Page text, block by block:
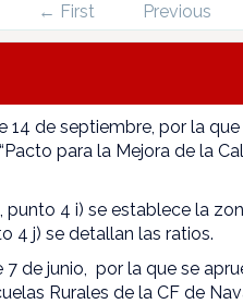
← First Previous
14 de septiembre, por la
para la Mejora de la
punto 4 i) se establece la
4 j) se detallan las ratios.
7 de junio, por la que se
Rurales de la CF de